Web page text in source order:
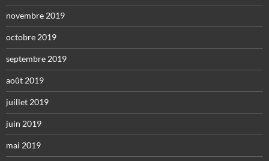
novembre 2019
octobre 2019
septembre 2019
août 2019
juillet 2019
juin 2019
mai 2019